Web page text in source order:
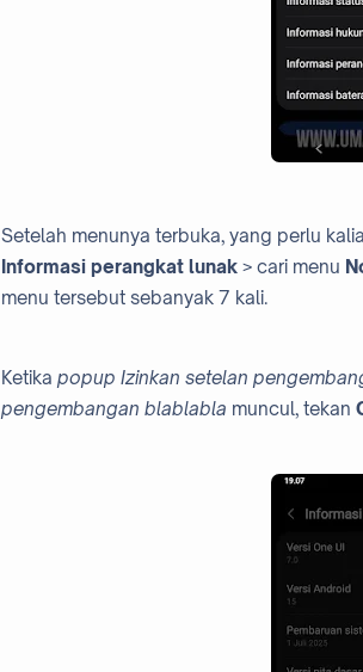
Setelah menunya terbuka, yang perlu
Informasi perangkat lunak> cari menu
menu tersebut sebanyak 7 kali.
Ketika popup Izinkan setelan
pengembangan blablabla muncul, tekan